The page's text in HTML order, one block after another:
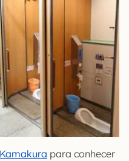
Kamakura para conhecer